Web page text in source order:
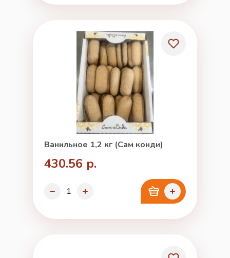
Ванильное 1,2 кг (Сам конди)
430.56 р.